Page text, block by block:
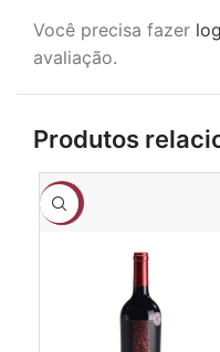
Você precisa fazer
avaliação.
Produtos
-18%